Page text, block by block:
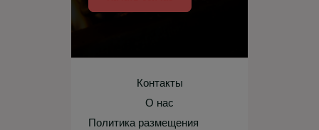
Контакты
О нас
Политика размещения